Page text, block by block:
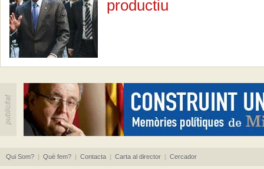
productiu
Qui Som? | Què fem? | Contacta | Carta al director | Cercador